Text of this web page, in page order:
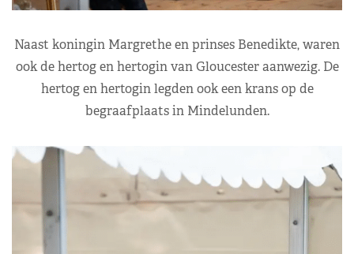
Naast koningin Margrethe en prinses Benedikte, waren
ook de hertog en hertogin van Gloucester aanwezig. De
hertog en hertogin legden ook een krans op de
begraafplaats in Mindelunden.